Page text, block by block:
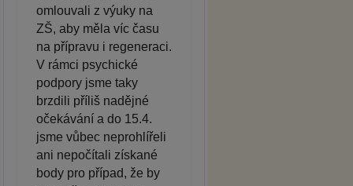
omlouvali z výuky na
ZŠ, aby měla víc času
na přípravu i regeneraci.
V rámci psychické
podpory jsme taky
brzdili příliš nadějné
očekávání a do 15.4.
jsme vůbec neprohlířeli
ani nepočítali získané
body pro případ, že by